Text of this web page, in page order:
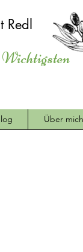
Über mich